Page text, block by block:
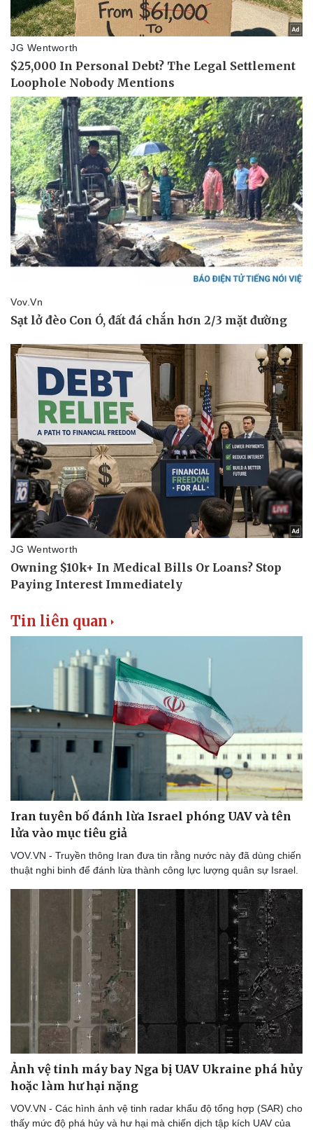
Pháp luật
Vụ án
Tin nóng
Tư vấn luật
Quân sự - Quốc phòng
Việt Nam
Phân tích
Tin liên quan
Iran tuyên bố đánh lừa Israel phóng UAV và tên
lửa vào mục tiêu giả
VOV.VN - Truyền thông Iran đưa tin rằng nước này đã dùng chiến
thuật nghi binh để đánh lừa thành công lực lượng quân sự Israel.
Ảnh vệ tinh máy bay Nga bị UAV Ukraine phá hủy
hoặc làm hư hại nặng
VOV.VN - Các hình ảnh vệ tinh radar khẩu độ tổng hợp (SAR) cho
thấy mức độ phá hủy và hư hại mà chiến dịch tập kích UAV của